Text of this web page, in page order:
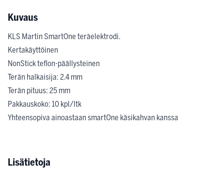
Kuvaus
KLS Martin SmartOne teräelektrodi.
Kertakäyttöinen
NonStick teflon-päällysteinen
Terän halkaisija: 2.4 mm
Terän pituus: 25 mm
Pakkauskoko: 10 kpl/ltk
Yhteensopiva ainoastaan smartOne käsikahvan kanssa
Lisätietoja